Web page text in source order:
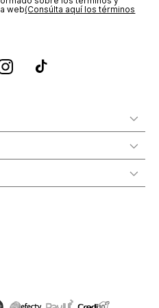
web‎(Consúlta aquí los términos